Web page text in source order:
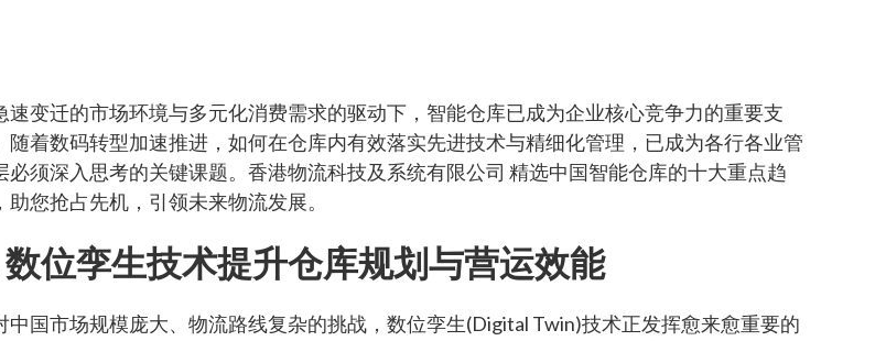
速变迁的市场环境与多元化消费需求的驱动下，智能仓库已成为企业核心竞争力的重要支
随着数码转型加速推进，如何在仓库内有效落实先进技术与精细化管理，已成为各行各业管
必须深入思考的关键课题。香港物流科技及系统有限公司 精选中国智能仓库的十大重点趋
助您抢占先机，引领未来物流发展。
数位孪生技术提升仓库规划与营运效能
中国市场规模庞大、物流路线复杂的挑战，数位孪生(Digital Twin)技术正发挥愈来愈重要的